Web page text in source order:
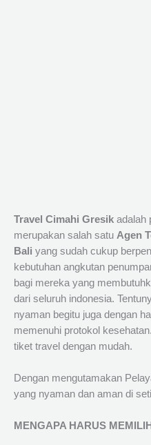
Travel Cimahi Gresik adalah
merupakan salah satu Agen
Bali yang sudah cukup
kebutuhan angkutan
bagi mereka yang
dari seluruh indonesia.
nyaman begitu juga dengan
memenuhi protokol
tiket travel dengan mudah.
Dengan mengutamakan
yang nyaman dan aman di
MENGAPA HARUS